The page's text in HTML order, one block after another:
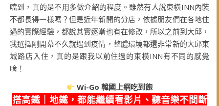
噹到，真的是不用多做介紹的程度。雖然有人說東橫INN內裝
不都長得一樣嗎？但是近年新開的分店，依據朋友們在各地住
過的實際經驗，都說其實逐漸也有在修改，所以之前到大邱，
我選擇剛開幕不久就遇到疫情，整體環境都還非常新的大邱東
城路店入住，真的是跟我以前住過的東橫INN有不同的感覺
唷！
Wi-Go韓國上網吃到飽
搭高鐵｜地鐵，都能繼續看影片、聽音樂不間斷